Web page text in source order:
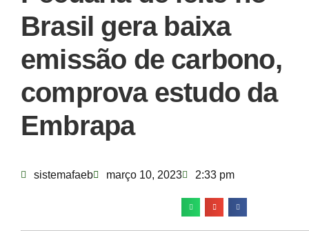
Brasil gera baixa
emissão de carbono,
comprova estudo da
Embrapa
sistemafaeb março 10, 2023 2:33 pm